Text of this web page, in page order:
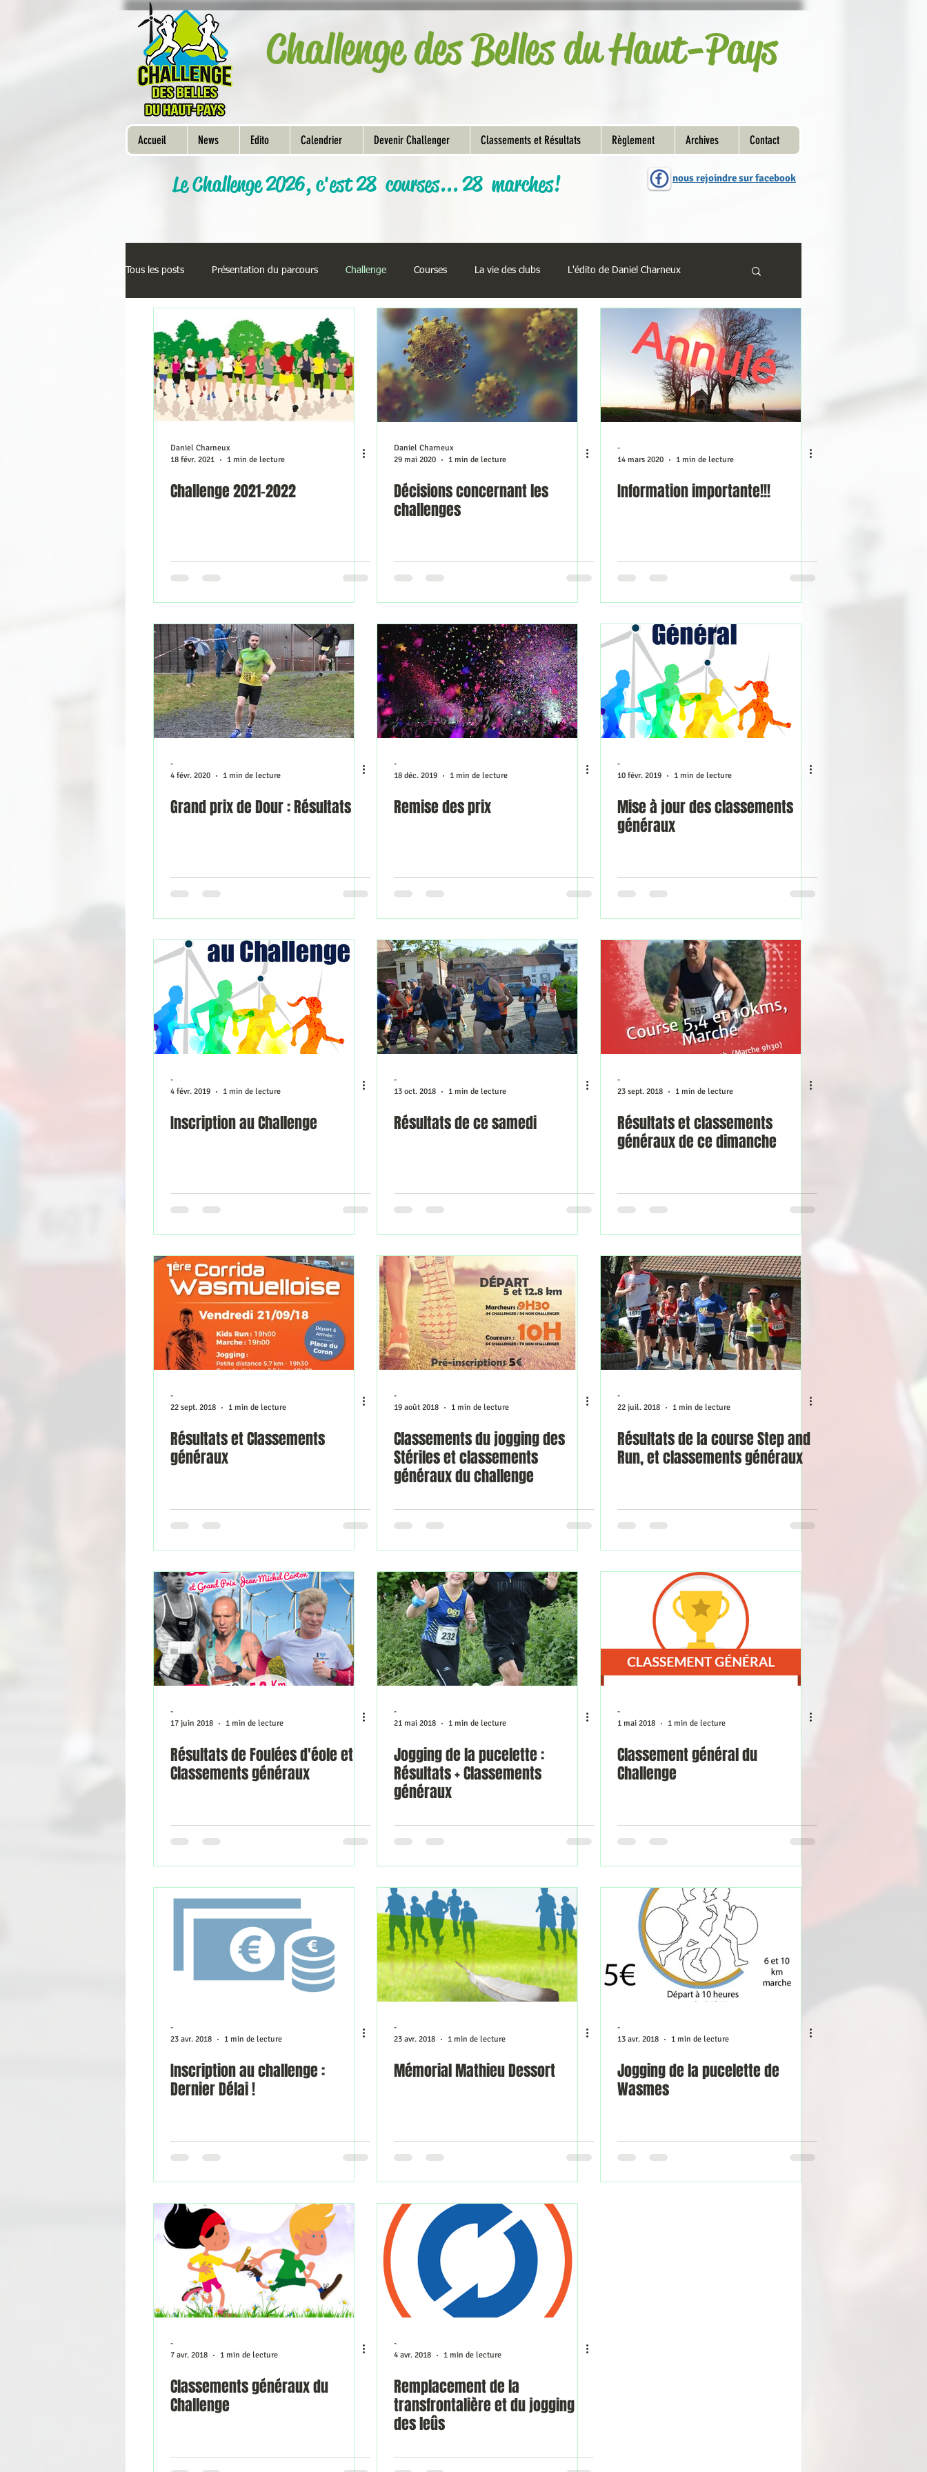
Challenge des Belles du Haut-Pays
Accueil News Edito Calendrier Devenir Challenger Classements et Résultats Règlement Archives Contact
Le Challenge 2026, c'est 28 courses... 28 marches! nous rejoindre sur facebook
Tous les posts Présentation du parcours Challenge Courses La vie des clubs L'édito de Daniel Charneux
Préinscriptions Coup d’œil dans le rétro Classements Photos Repérage de course Interview Divers
Daniel Charneux
18 févr. 2021
1 min de lecture
Challenge 2021-2022
Daniel Charneux
29 mai 2020
1 min de lecture
Décisions concernant les
challenges
-
14 mars 2020
1 min de lecture
Information importante!!!
-
4 févr. 2020
1 min de lecture
Grand prix de Dour : Résultats
-
18 déc. 2019
1 min de lecture
Remise des prix
-
10 févr. 2019
1 min de lecture
Mise à jour des classements
généraux
-
4 févr. 2019
1 min de lecture
Inscription au Challenge
-
13 oct. 2018
1 min de lecture
Résultats de ce samedi
-
23 sept. 2018
1 min de lecture
Résultats et classements
généraux de ce dimanche
-
22 sept. 2018
1 min de lecture
Résultats et Classements
généraux
-
19 août 2018
1 min de lecture
Classements du jogging des
Stériles et classements
généraux du challenge
-
22 juil. 2018
1 min de lecture
Résultats de la course Step and
Run, et classements généraux
-
17 juin 2018
1 min de lecture
Résultats de Foulées d'éole et
Classements généraux
-
21 mai 2018
1 min de lecture
Jogging de la pucelette :
Résultats + Classements
généraux
-
1 mai 2018
1 min de lecture
Classement général du
Challenge
-
23 avr. 2018
1 min de lecture
Inscription au challenge :
Dernier Délai !
-
23 avr. 2018
1 min de lecture
Mémorial Mathieu Dessort
-
13 avr. 2018
1 min de lecture
Jogging de la pucelette de
Wasmes
-
7 avr. 2018
1 min de lecture
Classements généraux du
Challenge
-
4 avr. 2018
1 min de lecture
Remplacement de la
transfrontalière et du jogging
des leûs